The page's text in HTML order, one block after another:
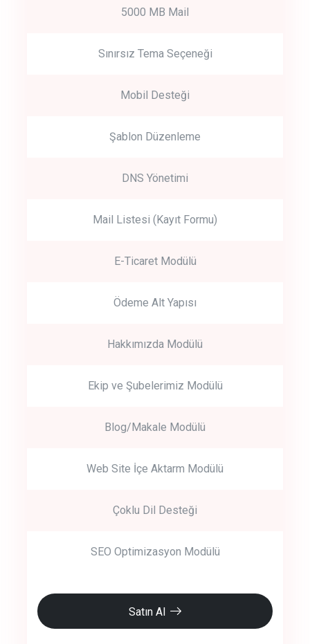
5000 MB Mail
Sınırsız Tema Seçeneği
Mobil Desteği
Şablon Düzenleme
DNS Yönetimi
Mail Listesi (Kayıt Formu)
E-Ticaret Modülü
Ödeme Alt Yapısı
Hakkımızda Modülü
Ekip ve Şubelerimiz Modülü
Blog/Makale Modülü
Web Site İçe Aktarm Modülü
Çoklu Dil Desteği
SEO Optimizasyon Modülü
Satın Al